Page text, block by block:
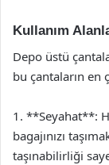
Kullanım
Depo üstü
bu çantaların en
1. **Seyahat**:
bagajınızı
taşınabilirliği